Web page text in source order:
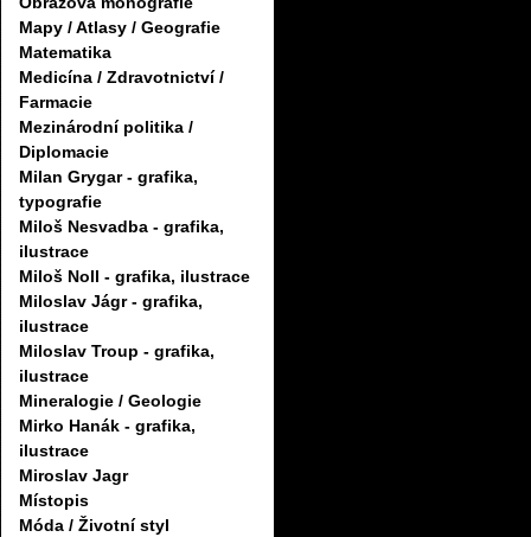
Mapy / Atlasy / Geografie
Matematika
Medicína / Zdravotnictví /
Farmacie
Mezinárodní politika /
Diplomacie
Milan Grygar - grafika,
typografie
Miloš Nesvadba - grafika,
ilustrace
Miloš Noll - grafika, ilustrace
Miloslav Jágr - grafika,
ilustrace
Miloslav Troup - grafika,
ilustrace
Mineralogie / Geologie
Mirko Hanák - grafika,
ilustrace
Miroslav Jagr
Místopis
Móda / Životní styl